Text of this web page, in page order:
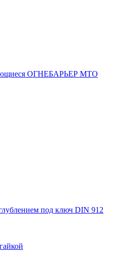
ОГНЕБАРЬЕР МТО
под ключ DIN 912